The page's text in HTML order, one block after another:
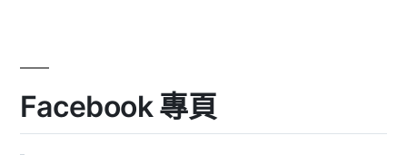
Facebook 專頁